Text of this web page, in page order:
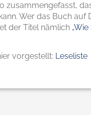
zusammengefasst,
Wer das Buch auf
der Titel nämlich
vorgestellt: Leseliste